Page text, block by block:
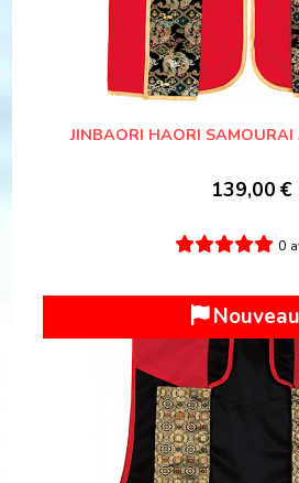
JINBAORI HAORI
139,00 €
0
Nouveau